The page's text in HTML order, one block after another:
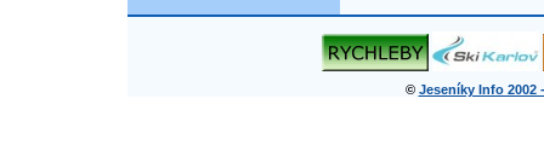
© Jeseníky Info 2002